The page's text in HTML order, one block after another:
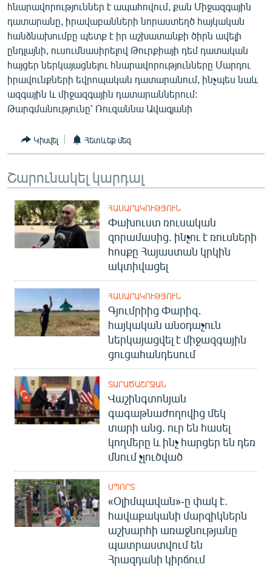
հնարավորություններ է ապահովում, քան Միջազգային
դատարանը, իրավաբանների նորաստեղծ հայկական
հանձնախումբը պետք է իր աշխատանքի ծիրն ավելի
ընդլայնի, ուսումնասիրելով Թուրքիայի դեմ դատական
հայցեր ներկայացնելու հնարավորությունները Մարդու
իրավունքների եվրոպական դատարանում, ինչպես նաև
ազգային և միջազգային դատարաններում:
Թարգմանությունը՝ Ռուզաննա Ավագյանի
Կիսվել Հետևեք մեզ
Շարունակել կարդալ
ՀԱՍԱՐԱԿՈՒԹՅՈՒՆ
Փախուստ ռուսական
զորամասից. ինչու է ռուսների
հոսքը Հայաստան կրկին
ակտիվացել
ՀԱՍԱՐԱԿՈՒԹՅՈՒՆ
Գյումրիից Փարիզ․
հայկական անօդաչուն
ներկայացվել է միջազգային
ցուցահանդեսում
ՏԱՐԱԾԱՇՐՋԱՆ
Վաշինգտոնյան
գագաթնաժողովից մեկ
տարի անց. ուր են հասել
կողմերը և ինչ հարցեր են դեռ
մնում չլուծված
ՍՊՈՐՏ
«Օլիմպավան»-ը փակ է.
հավաքականի մարզիկներն
աշխարհի առաջնությանը
պատրաստվում են
Հրազդանի կիրճում